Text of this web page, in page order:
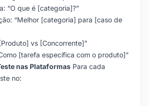
“O que é [categoria]?”
“Melhor [categoria] para [caso de
vs [Concorrente]”
[tarefa específica com o produto]”
nas Plataformas Para cada
no: